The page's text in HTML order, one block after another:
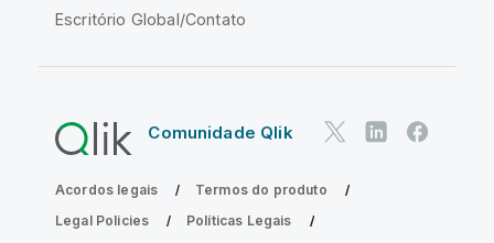
Escritório Global/Contato
Comunidade Qlik
Acordos legais
Termos do produto
Legal Policies
Políticas Legais